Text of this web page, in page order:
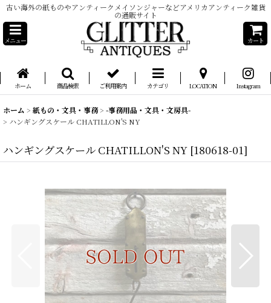
古い海外の紙ものやアンティークメイソンジャーなどアメリカアンティーク雑貨
の通販サイト
メニュー カート
ホーム 商品検索 ご利用案内 カテゴリ LOCATION Instagram
ホーム > 紙もの・文具・事務> -事務用品・文具・文房具-
> ハンギングスケール CHATILLON'S NY
ハンギングスケール CHATILLON'S NY [180618-01]